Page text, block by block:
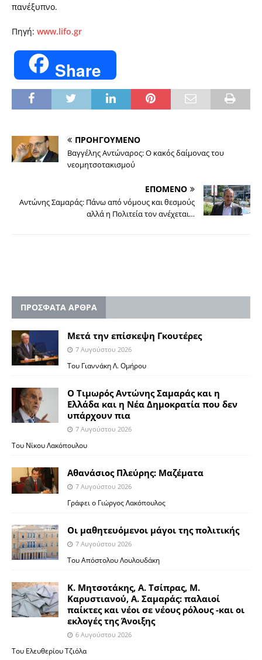
πανέξυπνο.
Πηγή: www.lifo.gr
Share
ΠΡΟΗΓΟΥΜΕΝΟ
Βαγγέλης Αντώναρος: Ο κακός δαίμονας του
νεομητσοτακισμού
ΕΠΟΜΕΝΟ
Αντώνης Σαμαράς: Πάνω από νόμους και θεσμούς
αλλά η Πολιτεία τον ανέχεται…
ΠΡΟΣΦΑΤΑ ΑΡΘΡΑ
Μετά την επίσκεψη Γκουτέρες
7 Αυγούστου 2026
Του Γιαννάκη Λ. Ομήρου
Ο Τιμωρός Αντώνης Σαμαράς και η
Ελλάδα και η Νέα Δημοκρατία που δεν
υπάρχουν πια
7 Αυγούστου 2026
Του Νίκου Λακόπουλου
Αθανάσιος Πλεύρης: Μαζέματα
7 Αυγούστου 2026
Γράφει ο Γιώργος Λακόπουλος
Οι μαθητευόμενοι μάγοι της πολιτικής
7 Αυγούστου 2026
Του Απόστολου Λουλουδάκη
Κ. Μητσοτάκης, Α. Τσίπρας, Μ.
Καρυστιανού, Α. Σαμαράς: παλαιοί
παίκτες και νέοι σε νέους ρόλους -και οι
εκλογές της Άνοιξης
6 Αυγούστου 2026
Του Ελευθερίου Τζιόλα